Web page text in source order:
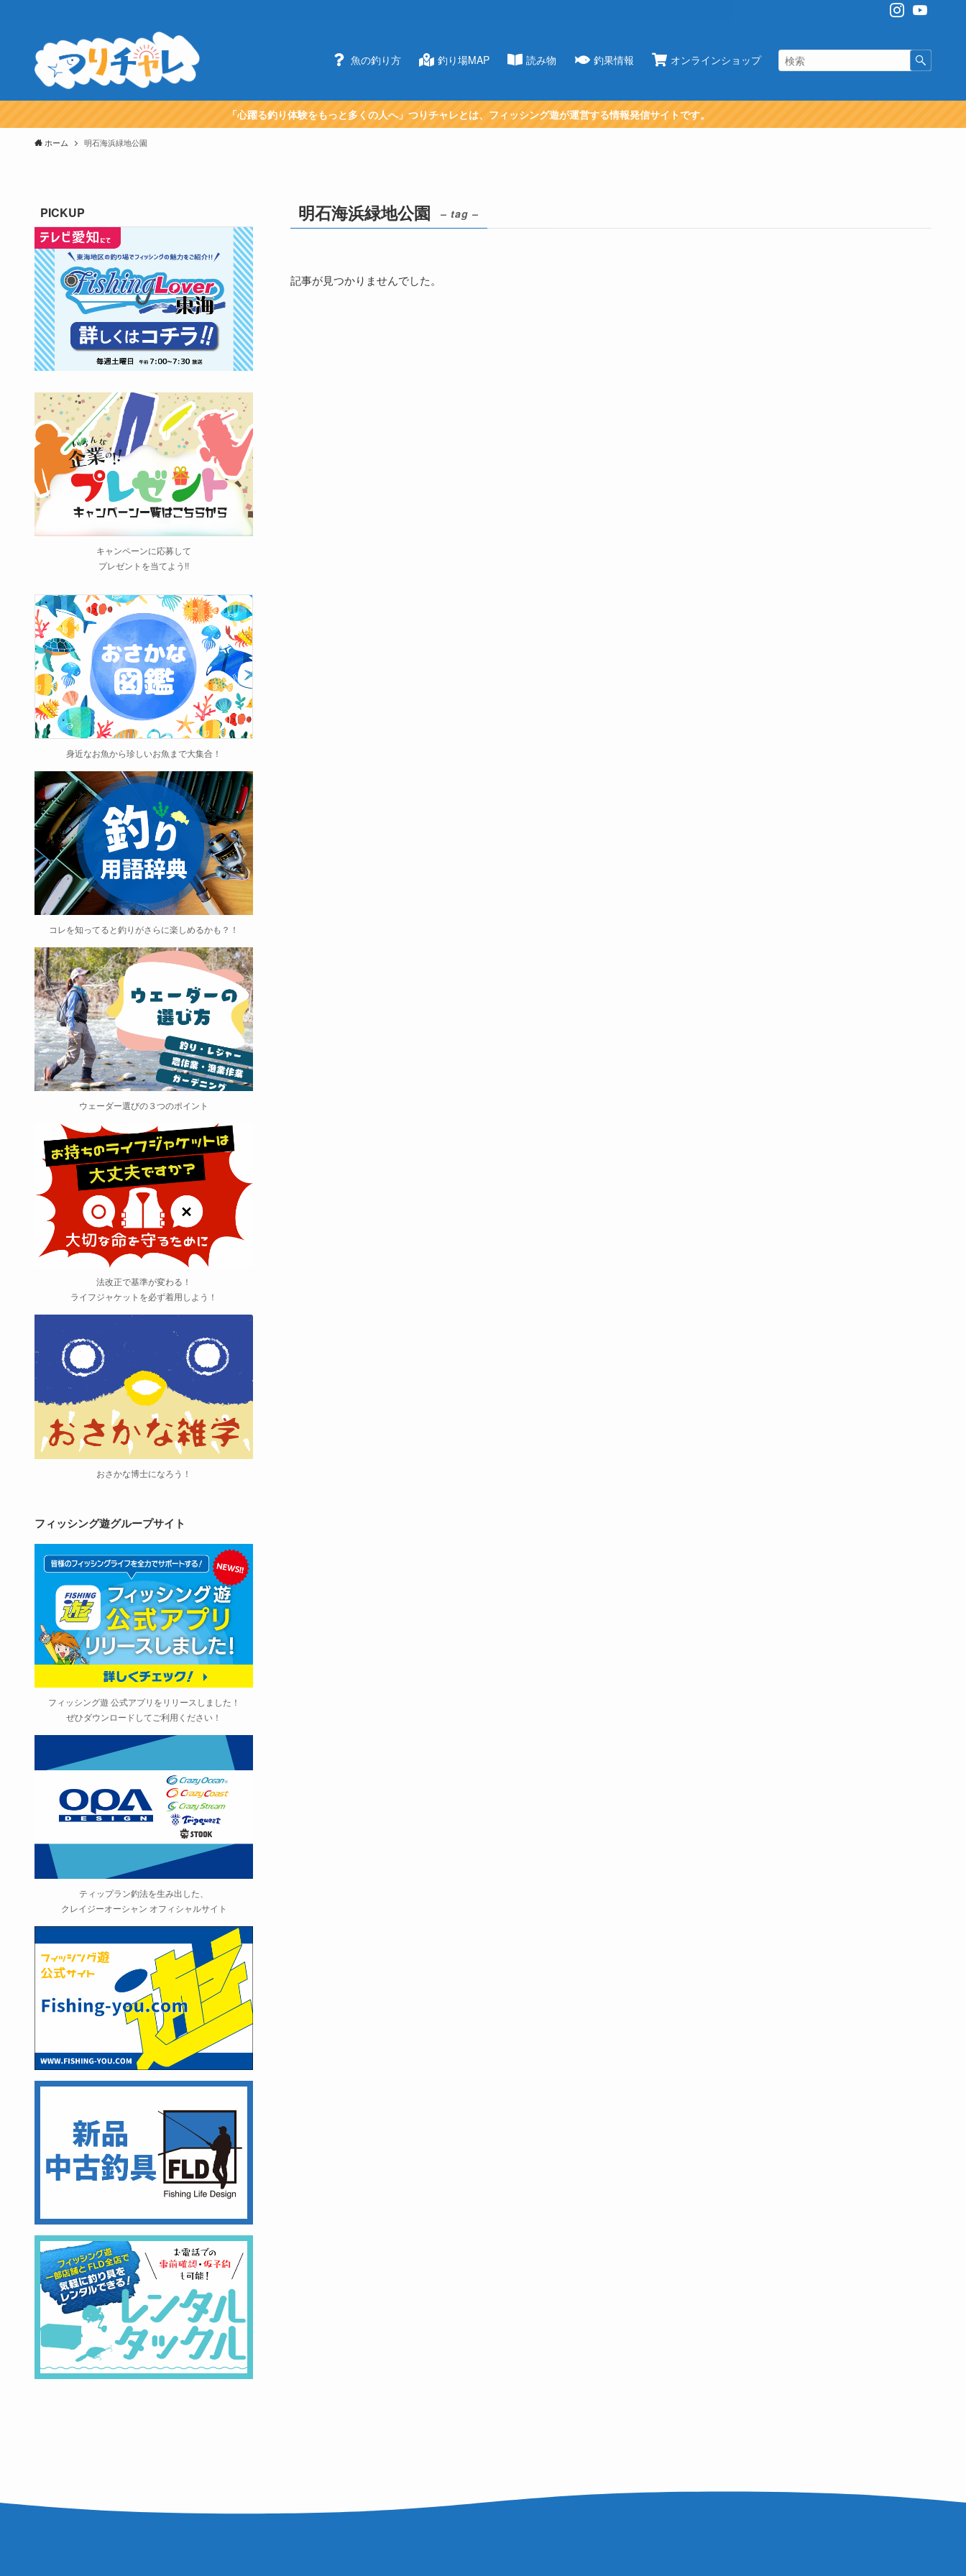
魚の釣り方 釣り場MAP 読み物 釣果情報 オンラインショップ
「心躍る釣り体験をもっと多くの人へ」つりチャレとは、フィッシング遊が運営する情報発信サイトです。
ホーム 明石海浜緑地公園
明石海浜緑地公園 – tag –
記事が見つかりませんでした。
PICKUP
キャンペーンに応募して
プレゼントを当てよう!!
身近なお魚から珍しいお魚まで大集合！
コレを知ってると釣りがさらに楽しめるかも？！
ウェーダー選びの３つのポイント
法改正で基準が変わる！
ライフジャケットを必ず着用しよう！
おさかな博士になろう！
フィッシング遊グループサイト
フィッシング遊 公式アプリをリリースしました！
ぜひダウンロードしてご利用ください！
ティップラン釣法を生み出した、
クレイジーオーシャン オフィシャルサイト